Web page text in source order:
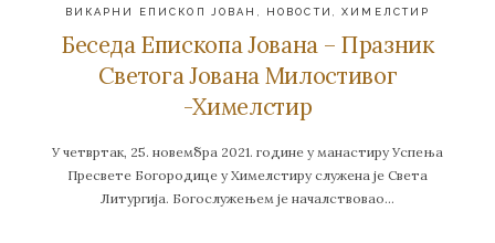
ВИКАРНИ ЕПИСКОП ЈОВАН НОВОСТИ ,ХИМЕЛСТИР
Беседа Епископа Јована – Празник
Светога Јована Милостивог
-Химелстир
У четвртак, 25. новембра 2021. године у манастиру Успења
Пресвете Богородице у Химелстиру служена је Света
Литургија. Богослужењем је началствовао…